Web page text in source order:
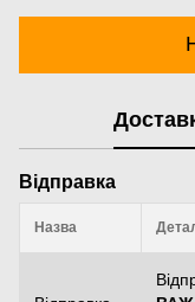
Відправка
Назва